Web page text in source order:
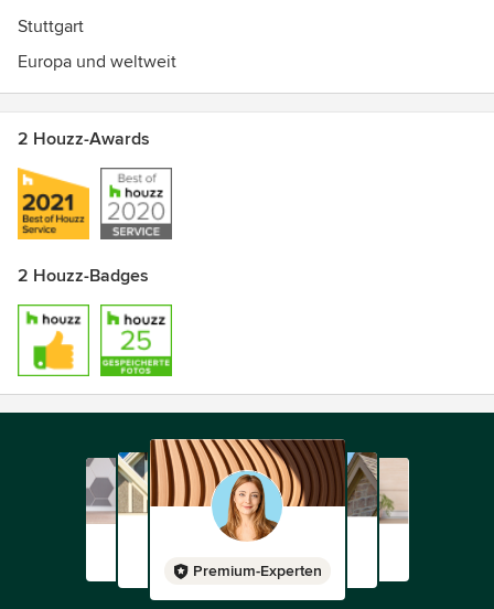
Stuttgart
Europa und weltweit
2 Houzz-Awards
2 Houzz-Badges
Premium-Experten